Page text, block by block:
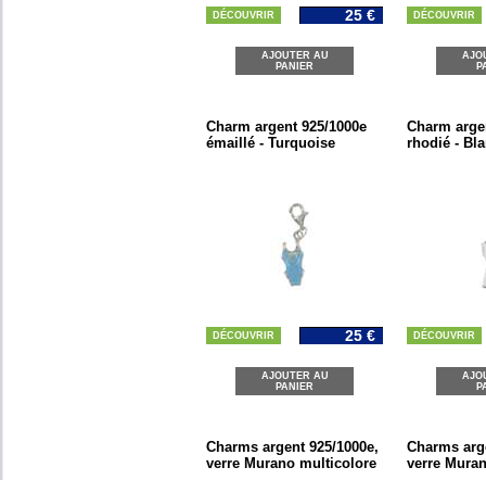
DÉCOUVRIR 25 €
AJOUTER AU
PANIER
DÉCOUVRIR
Charm argent 925/1000e
émaillé - Turquoise
DÉCOUVRIR 25 €
AJOUTER AU
PANIER
Charm
rhodié -
DÉCOUVRIR
Charms argent 925/1000e,
verre Murano multicolore
Charms
verre